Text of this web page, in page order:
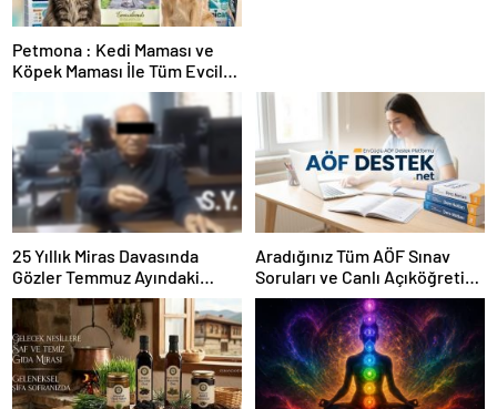
Petmona : Kedi Maması ve
Köpek Maması İle Tüm Evcil
25 Yıllık Miras Davasında
Gözler Temmuz Ayındaki
Karar Duruşmasına Çevrildi
Aradığınız Tüm AÖF Sınav
Soruları ve Canlı Açıköğretim
Forumu Burada